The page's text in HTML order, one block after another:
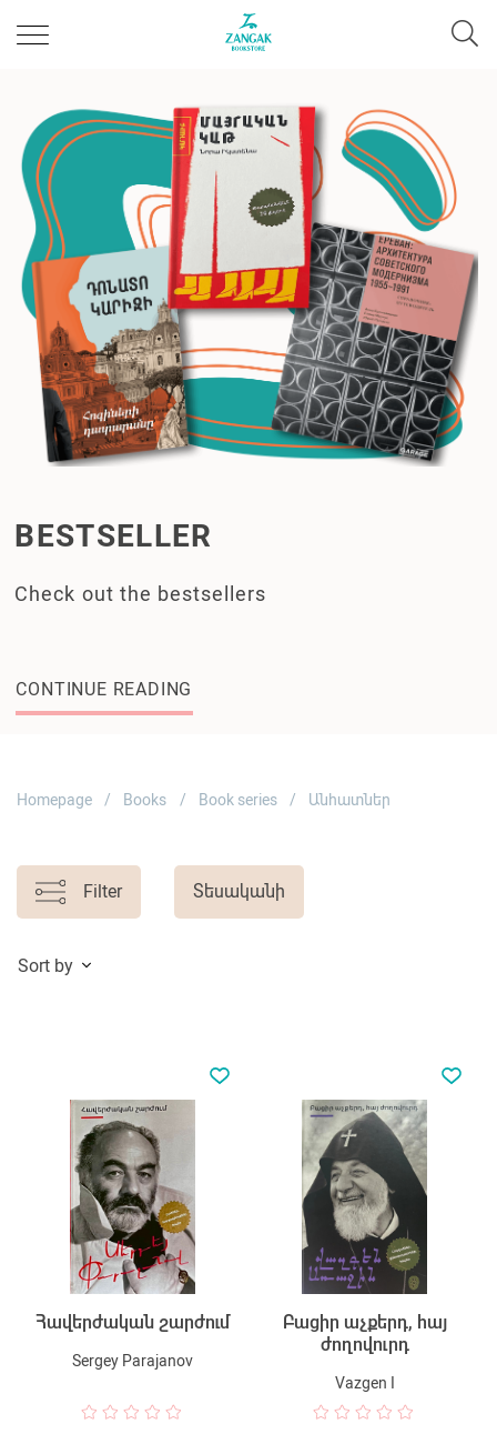
BESTSELLER
Check out the bestsellers
CONTINUE READING
Homepage Books Book series Անհատներ
Filter Տեսականի
Sort by
Հավերժական շարժում
Sergey Parajanov
Բացիր աչքերդ, հայ
ժողովուրդ
Vazgen I